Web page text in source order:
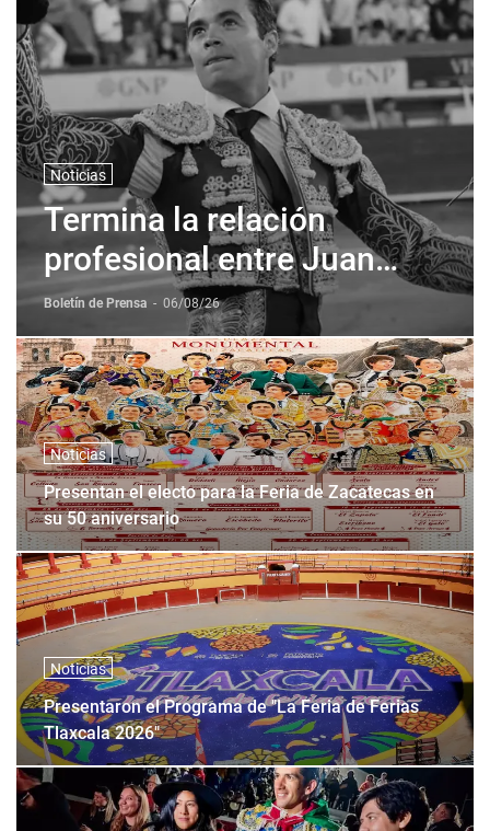
Noticias
Termina la relación
profesional entre Juan
Pablo Sanchez y Corona +
Corona
Boletín de Prensa - 06/08/26
Noticias
Presentan el electo para la Feria de Zacatecas en
su 50 aniversario
Noticias
Presentaron el Programa de "La Feria de Ferias
Tlaxcala 2026"